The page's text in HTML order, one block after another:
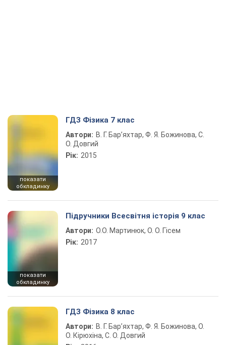
показати
обкладинку
ГДЗ Фізика 7 клас
Автори: В. Г. Бар’яхтар, Ф. Я. Божинова, С.
О. Довгий
Рік: 2015
показати
обкладинку
Підручники Всесвітня історія 9 клас
Автори: О.О. Мартинюк, О. О. Гісем
Рік: 2017
ГДЗ Фізика 8 клас
Автори: В. Г. Бар’яхтар, Ф. Я. Божинова, О.
О. Кірюхіна, С. О. Довгий